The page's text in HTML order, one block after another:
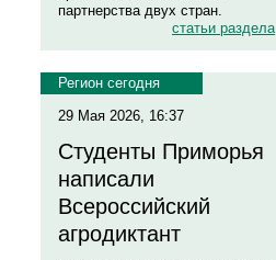
партнерства двух стран.
статьи раздела
Регион сегодня
29 Мая 2026, 16:37
Студенты Приморья
написали
Всероссийский
агродиктант